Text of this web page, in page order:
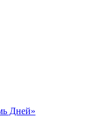
Дней»